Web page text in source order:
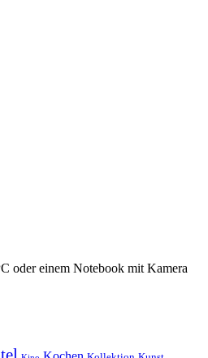
oder einem Notebook mit Kamera